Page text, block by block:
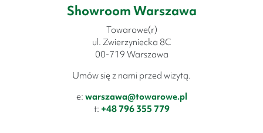
Showroom Warszawa
Towarowe(r)
ul. Zwierzyniecka 8C
00-719 Warszawa
Umów się z nami przed wizytą.
e: warszawa@towarowe.pl
t: +48 796 355 779